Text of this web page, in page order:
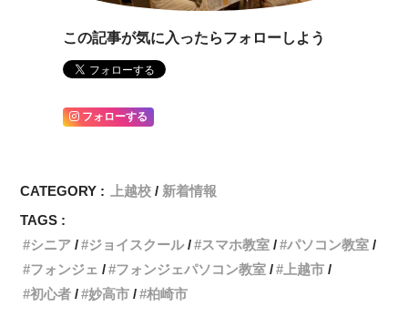
この記事が気に入ったらフォローしよう
フォローする
CATEGORY : 上越校
新着情報
TAGS :
シニア
ジョイスクール スマホ教室
パソコン教室
フォンジェ
フォンジェパソコン教室
上越市
初心者
妙高市 柏崎市